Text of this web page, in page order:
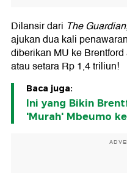
Dilansir dari The
ajukan dua kali
diberikan MU ke
atau setara Rp 1,4 triliun!
Baca juga:
Ini yang Bikin
'Murah' Mbeumo